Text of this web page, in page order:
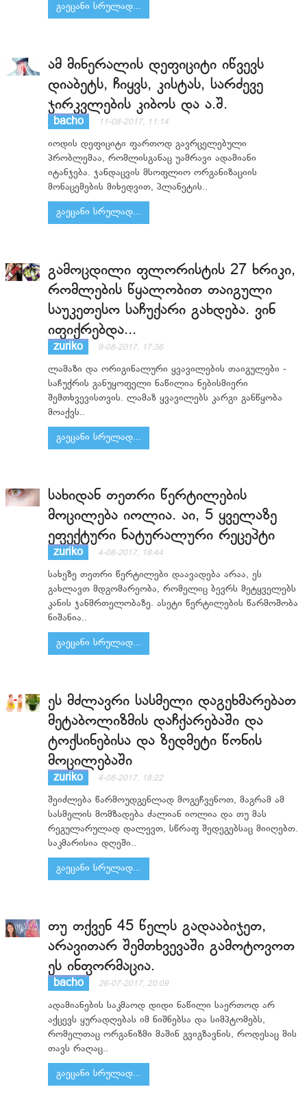
გაეცანი სრულად...
ამ მინერალის დეფიციტი იწვევს
დიაბეტს, ჩიყვს, კისტას, სარძევე
ჯირკვლების კიბოს და ა.შ.
bacho 11-08-2017, 11:14
იოდის დეფიციტი ფართოდ გავრცელებული
პრობლემაა, რომლისგანაც უამრავი ადამიანი
იტანჯება. ჯანდაცვის მსოფლიო ორგანიზაციის
მონაცემების მიხედვით, პლანეტის..
გაეცანი სრულად...
გამოცდილი ფლორისტის 27 ხრიკი,
რომლების წყალობით თაიგული
საუკეთესო საჩუქარი გახდება. ვინ
იფიქრებდა...
zuriko 9-08-2017, 17:36
ლამაზი და ორიგინალური ყვავილების თაიგულები -
საჩუქრის განუყოფელი ნაწილია ნებისმიერი
შემთხვევისთვის. ლამაზ ყვავილებს კარგი განწყობა
მოაქვს..
გაეცანი სრულად...
სახიდან თეთრი წერტილების
მოცილება იოლია. აი, 5 ყველაზე
ეფექტური ნატურალური რეცეპტი
zuriko 4-08-2017, 18:44
სახეზე თეთრი წერტილები დაავადება არაა, ეს
გახლავთ მდგომარეობა, რომელიც ბევრს მეტყველებს
კანის ჯანმრთელობაზე. ასეტი წერტილების წარმოშობა
ნიშანია..
გაეცანი სრულად...
ეს მძლავრი სასმელი დაგეხმარებათ
მეტაბოლიზმის დაჩქარებაში და
ტოქსინებისა და ზედმეტი წონის
მოცილებაში
zuriko 4-08-2017, 18:22
შეიძლება წარმოუდგენლად მოგეჩვენოთ, მაგრამ ამ
სასმელის მომზადება ძალიან იოლია და თუ მას
რეგულარულად დალევთ, სწრაფ შედეგებსაც მიიღებთ.
საკმარისია დღეში..
გაეცანი სრულად...
თუ თქვენ 45 წელს გადააბიჯეთ,
არავითარ შემთხვევაში გამოტოვოთ
ეს ინფორმაცია.
bacho 26-07-2017, 20:09
ადამიანების საკმაოდ დიდი ნაწილი საერთოდ არ
აქცევს ყურადღებას იმ ნიშნებსა და სიმპტომებს,
რომელთაც ორგანიზმი მაშინ გვიგზავნის, როდესაც მის
თავს რაღაც..
გაეცანი სრულად...